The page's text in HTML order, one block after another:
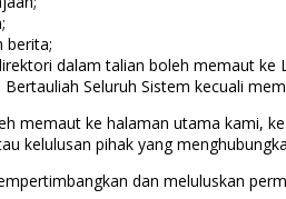
berita;
dalam talian boleh memaut ke
Bertauliah Seluruh Sistem kecuali
memaut ke halaman utama kami,
kelulusan pihak yang
dan meluluskan